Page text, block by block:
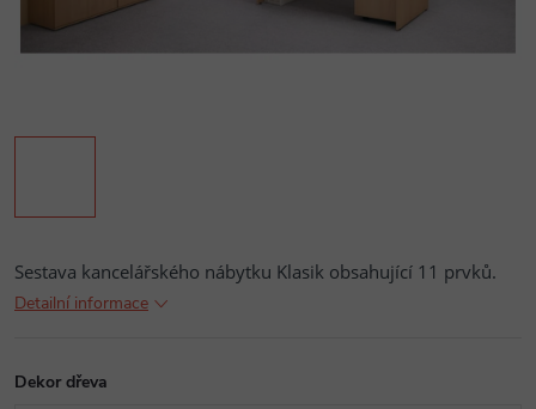
Sestava kancelářského nábytku Klasik obsahující 11 prvků.
Detailní informace
Dekor dřeva